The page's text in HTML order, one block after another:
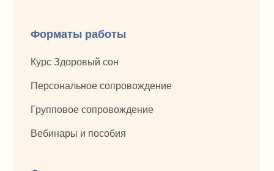
Курс Здоровый сон
Вебинары и пособия
Форматы работы
Персональное сопровождение
Групповое сопровождение